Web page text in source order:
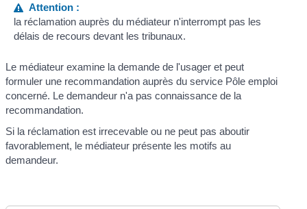
Attention :
la réclamation auprès du médiateur n'interrompt pas les
délais de recours devant les tribunaux.
Le médiateur examine la demande de l'usager et peut
formuler une recommandation auprès du service Pôle emploi
concerné. Le demandeur n'a pas connaissance de la
recommandation.
Si la réclamation est irrecevable ou ne peut pas aboutir
favorablement, le médiateur présente les motifs au
demandeur.